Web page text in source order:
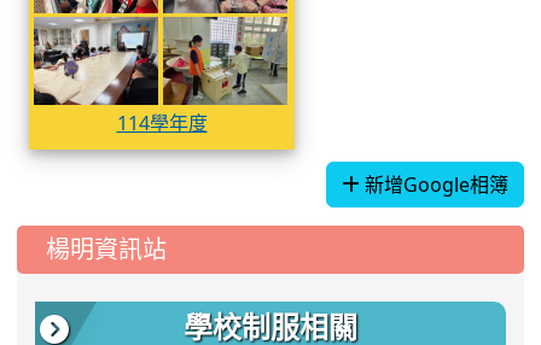
114學年度
114學年度
新增Google相簿
::: 楊明資訊站
學校制服相關